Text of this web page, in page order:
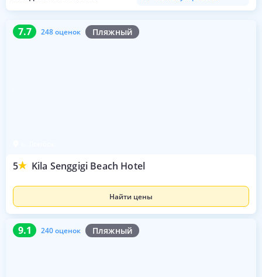
7.7 248 оценок Пляжный
5 Kila Senggigi Beach Hotel
7.7 248 оценок
Найти цены
9.1 240 оценок Пляжный
9.1 240 оценок